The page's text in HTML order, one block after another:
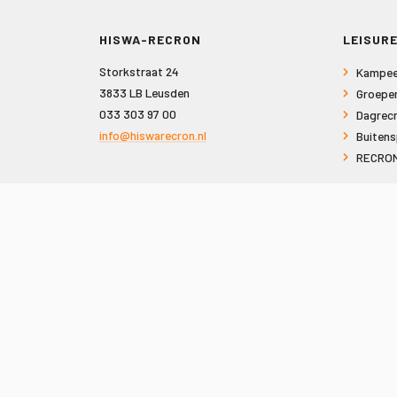
HISWA-RECRON
Storkstraat 24
3833 LB Leusden
033 303 97 00
info@hiswarecron.nl